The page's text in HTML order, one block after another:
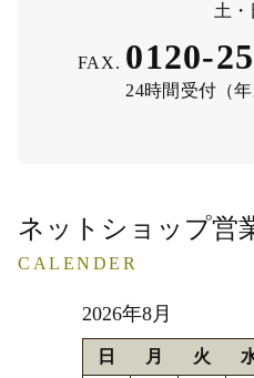
土・
FAX. 0120-
24時間受付（年
ネットショップ営
CALENDER
2026年8月
日 月 火